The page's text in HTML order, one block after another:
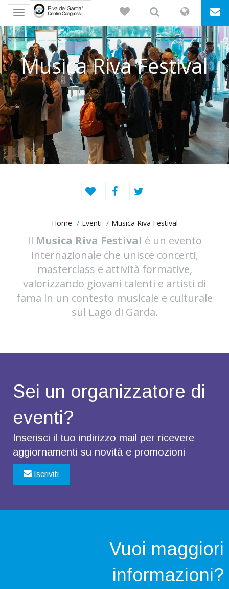
Toggle
navigation
Musica Riva Festival
Home Eventi Musica Riva Festival
Il Musica Riva Festival è un evento
internazionale che unisce concerti,
masterclass e attività formative,
valorizzando giovani talenti e artisti di
fama in un contesto musicale e culturale
sul Lago di Garda.
Sei un organizzatore di
eventi?
Inserisci il tuo indirizzo mail per ricevere
aggiornamenti su novità e promozioni
Iscriviti
Vuoi maggiori
informazioni?